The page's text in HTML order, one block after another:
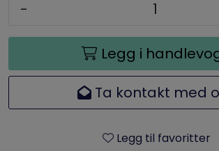
-
Legg i
Ta kontakt med
Legg til favoritter